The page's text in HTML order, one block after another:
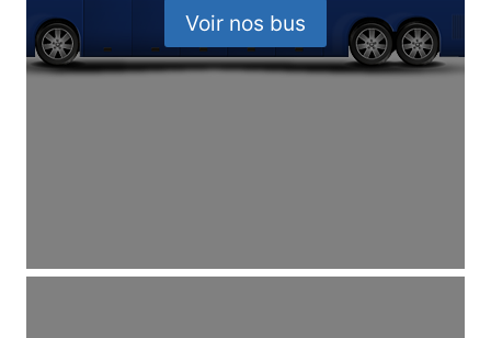
Voir nos bus